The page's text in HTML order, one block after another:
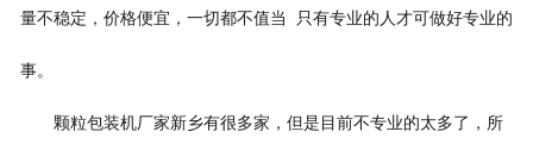
量不稳定，价格便宜，一切都不值当 只有专业的人才可做好专业的
事。
颗粒包装机厂家新乡有很多家，但是目前不专业的太多了，所